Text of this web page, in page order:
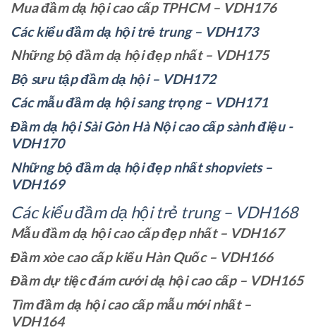
Mua đầm dạ hội cao cấp TPHCM – VDH176
Các kiểu đầm dạ hội trẻ trung – VDH173
Những bộ đầm dạ hội đẹp nhất – VDH175
Bộ sưu tập đầm dạ hội – VDH172
Các mẫu đầm dạ hội sang trọng – VDH171
Đầm dạ hội Sài Gòn Hà Nội cao cấp sành điệu -
VDH170
Những bộ đầm dạ hội đẹp nhất shopviets –
VDH169
Các kiểu đầm dạ hội trẻ trung – VDH168
Mẫu đầm dạ hội cao cấp đẹp nhất – VDH167
Đầm xòe cao cấp kiểu Hàn Quốc – VDH166
Đầm dự tiệc đám cưới dạ hội cao cấp – VDH165
Tìm đầm dạ hội cao cấp mẫu mới nhất –
VDH164